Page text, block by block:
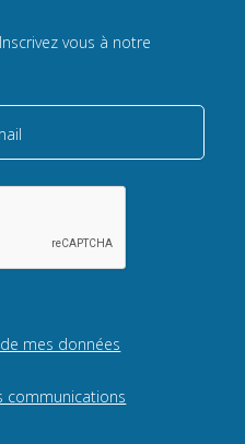
vous à notre
mes données
communications